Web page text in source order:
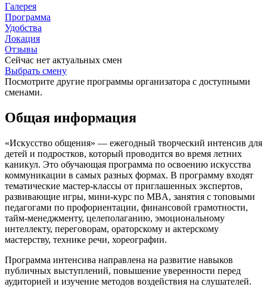
Галерея
Программа
Удобства
Локация
Отзывы
Сейчас нет актуальных смен
Выбрать смену
Посмотрите другие программы организатора с доступными
сменами.
Общая информация
«Искусство общения» — ежегодный творческий интенсив для
детей и подростков, который проводится во время летних
каникул. Это обучающая программа по освоению искусства
коммуникации в самых разных формах. В программу входят
тематические мастер-классы от приглашенных экспертов,
развивающие игры, мини-курс по MBA, занятия с топовыми
педагогами по профориентации, финансовой грамотности,
тайм-менеджменту, целеполаганию, эмоциональному
интеллекту, переговорам, ораторскому и актерскому
мастерству, технике речи, хореографии.
Программа интенсива направлена на развитие навыков
публичных выступлений, повышение уверенности перед
аудиторией и изучение методов воздействия на слушателей.